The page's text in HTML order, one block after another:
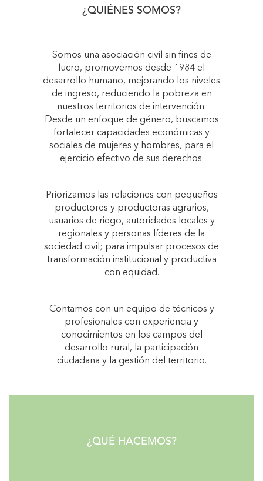
¿QUIÉNES SOMOS?
Somos una asociación civil sin fines de
lucro, promovemos desde 1984 el
desarrollo humano, mejorando los niveles
de ingreso, reduciendo la pobreza en
nuestros territorios de intervención.
Desde un enfoque de género, buscamos
fortalecer capacidades económicas y
sociales de mujeres y hombres, para el
ejercicio efectivo de sus derechos.
Priorizamos las relaciones con pequeños
productores y productoras agrarios,
usuarios de riego, autoridades locales y
regionales y personas líderes de la
sociedad civil; para impulsar procesos de
transformación institucional y productiva
con equidad.
Contamos con un equipo de técnicos y
profesionales con experiencia y
conocimientos en los campos del
desarrollo rural, la participación
ciudadana y la gestión del territorio.
¿QUÉ HACEMOS?